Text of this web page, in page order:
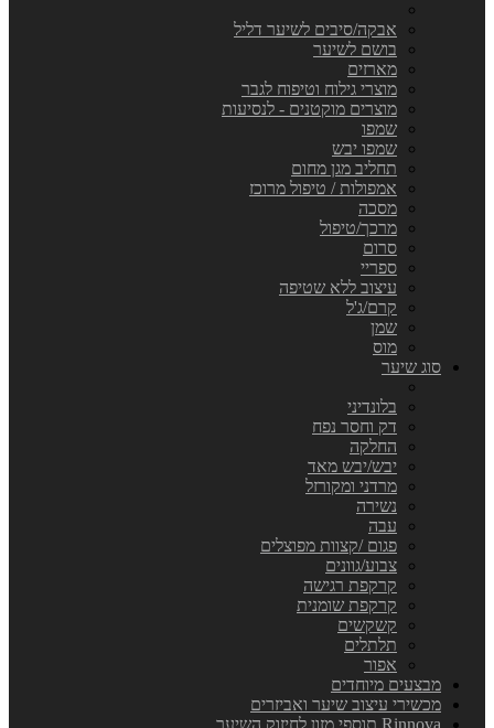
אבקה/סיבים לשיער דליל
בושם לשיער
מארזים
מוצרי גילוח וטיפוח לגבר
מוצרים מוקטנים - לנסיעות
שמפו
שמפו יבש
תחליב מגן מחום
אמפולות / טיפול מרוכז
מסכה
מרכך/טיפול
סרום
ספריי
עיצוב ללא שטיפה
קרם/ג'ל
שמן
מוס
סוג שיער
בלונדיני
דק וחסר נפח
החלקה
יבש/יבש מאד
מרדני ומקורזל
נשירה
עבה
פגום /קצוות מפוצלים
צבוע/גוונים
קרקפת רגישה
קרקפת שומנית
קשקשים
תלתלים
אפור
מבצעים מיוחדים
מכשירי עיצוב שיער ואביזרים
Rinnova תוספי מזון לחיזוק השיער